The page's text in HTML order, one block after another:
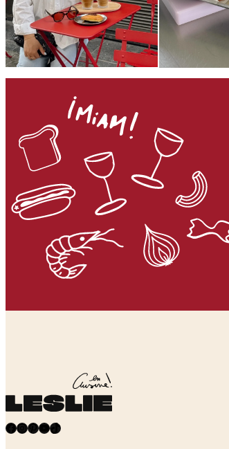
Facebook InstagramPinterest YouTube TikTok